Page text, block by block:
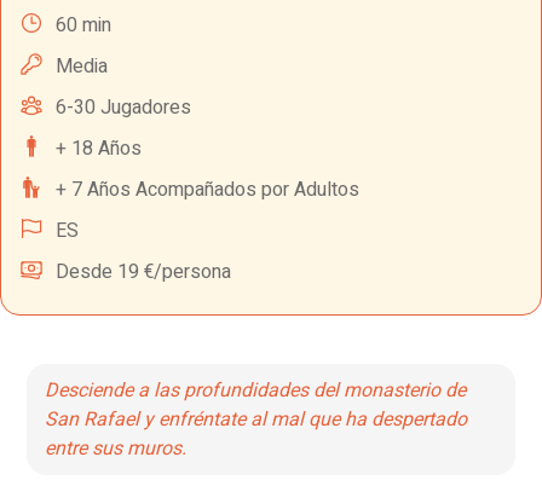
60 min
Media
6-30 Jugadores
+ 18 Años
+ 7 Años Acompañados por Adultos
ES
Desde 19 €/persona
Desciende a las profundidades del monasterio de
San Rafael y enfréntate al mal que ha despertado
entre sus muros.